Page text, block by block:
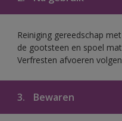
Reiniging gereedschap
de gootsteen en spoel
Verfresten afvoeren
3. Bewaren